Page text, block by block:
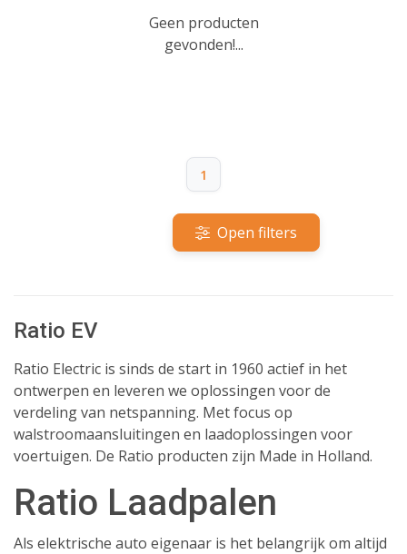
Geen producten
gevonden!...
1
Open filters
Ratio EV
Ratio Electric is sinds de start in 1960 actief in het
ontwerpen en leveren we oplossingen voor de
verdeling van netspanning. Met focus op
walstroomaansluitingen en laadoplossingen voor
voertuigen. De Ratio producten zijn Made in Holland.
Ratio Laadpalen
Als elektrische auto eigenaar is het belangrijk om altijd